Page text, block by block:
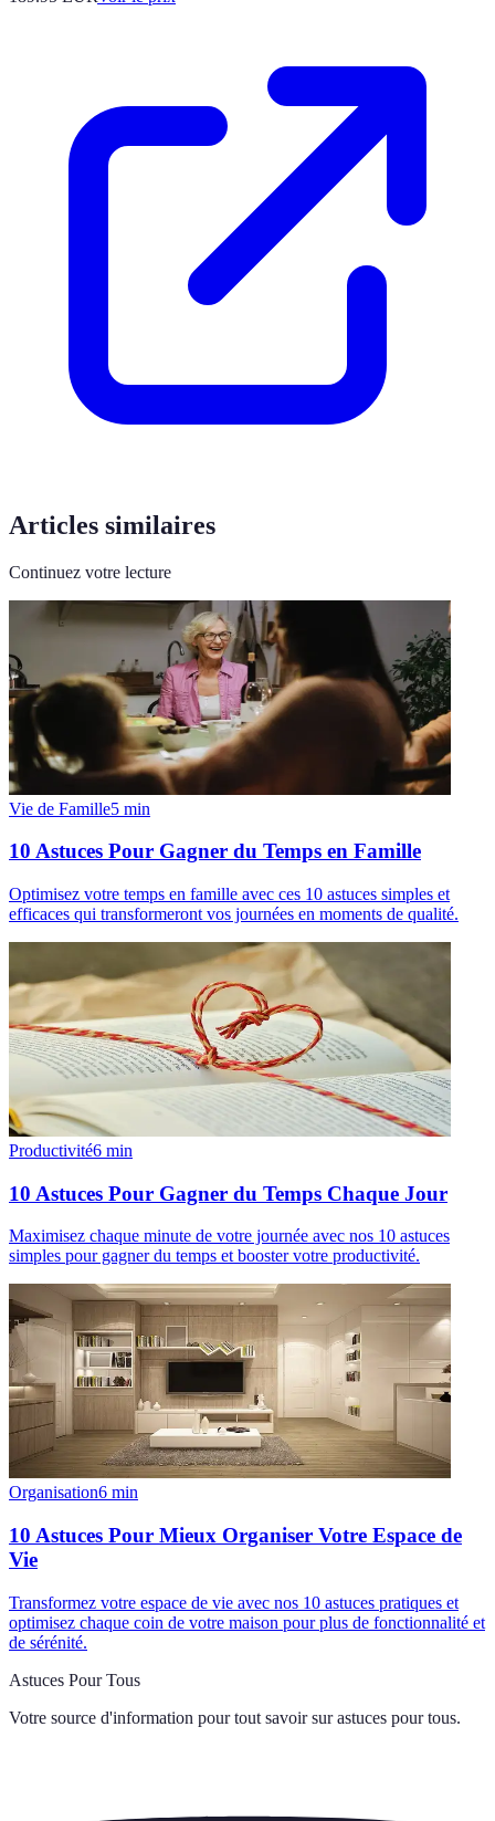
Articles similaires
Continuez votre lecture
Vie de Famille5 min
10 Astuces Pour Gagner du Temps en Famille
Optimisez votre temps en famille avec ces 10 astuces simples et
efficaces qui transformeront vos journées en moments de qualité.
Productivité6 min
10 Astuces Pour Gagner du Temps Chaque Jour
Maximisez chaque minute de votre journée avec nos 10 astuces
simples pour gagner du temps et booster votre productivité.
Organisation6 min
10 Astuces Pour Mieux Organiser Votre Espace de
Vie
Transformez votre espace de vie avec nos 10 astuces pratiques et
optimisez chaque coin de votre maison pour plus de fonctionnalité et
de sérénité.
Astuces Pour Tous
Votre source d'information pour tout savoir sur astuces pour tous.